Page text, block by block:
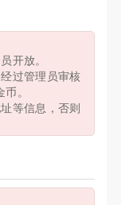
开放。
过管理员审核
。
等信息，否则